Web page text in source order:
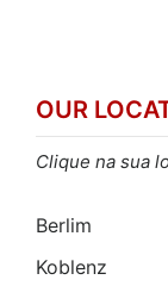
OUR
Clique na sua
Berlim
Koblenz